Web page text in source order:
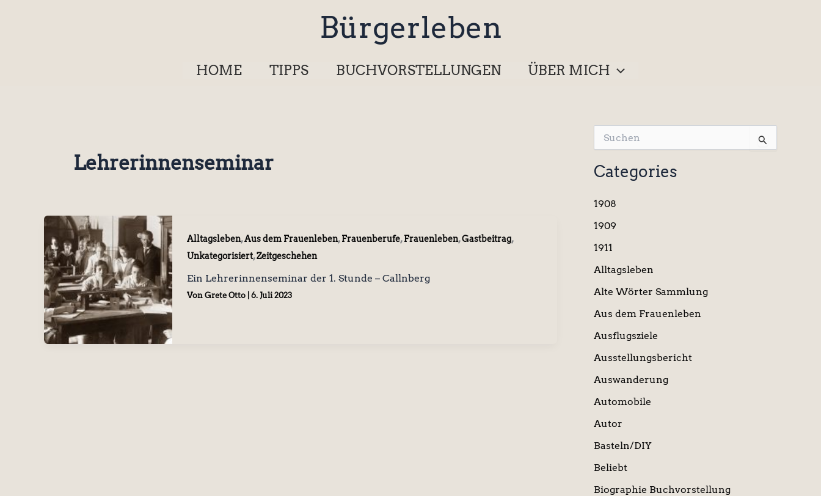
Bürgerleben
HOME TIPPS BUCHVORSTELLUNGEN ÜBER MICH
Lehrerinnenseminar
Alltagsleben,Aus dem Frauenleben,Frauenberufe,Frauenleben,Gastbeitrag,
Unkategorisiert,Zeitgeschehen
Ein Lehrerinnenseminar der 1. Stunde – Callnberg
Von Grete Otto 6. Juli 2023
u
c
h
n
a
h
Categories
1908
1909
1911
Alltagsleben
Alte Wörter Sammlung
Aus dem Frauenleben
Ausflugsziele
Ausstellungsbericht
Auswanderung
Automobile
Autor
Basteln/DIY
Beliebt
Biographie Buchvorstellung